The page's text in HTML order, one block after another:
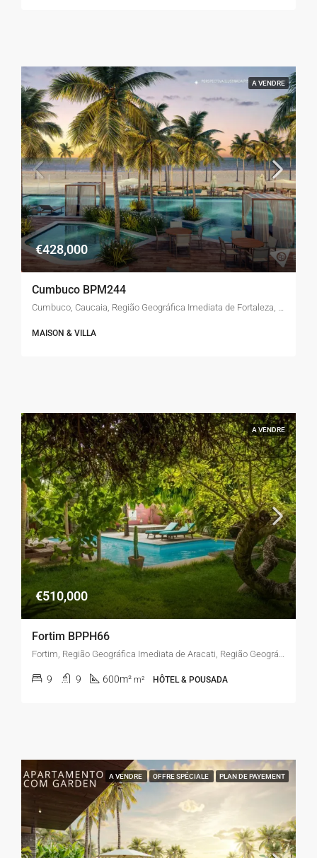
A VENDRE
€428,000
Cumbuco BPM244
Cumbuco, Caucaia, Região Geográfica Imediata de Fortaleza, Região Geográfica Intermediária de Fortaleza, Ceará, Região Nordeste, Brasil
MAISON & VILLA
A VENDRE
€510,000
Fortim BPPH66
Fortim, Região Geográfica Imediata de Aracati, Região Geográfica Intermediária de Quixadá, Ceará, Região Nordeste, 62815-000, Brasil
9 9 600m² m² HÔTEL & POUSADA
A VENDRE OFFRE SPÉCIALE PLAN DE PAYEMENT